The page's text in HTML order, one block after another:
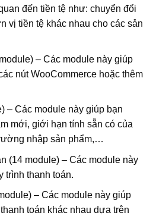
đến tiền tệ như: chuyển đổi
vị tiền tệ khác nhau cho các sản
– Các module này giúp
nút WooCommerce hoặc thêm
– Các module này giúp bạn
mới, giới hạn tính sẵn có của
nhập sản phẩm,…
(14 module) – Các module này
trình thanh toán.
– Các module này giúp
toán khác nhau dựa trên